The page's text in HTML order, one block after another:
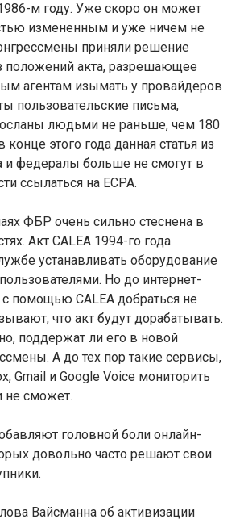
м году. Уже скоро он может
измененным и уже ничем не
приняли решение
положений акта, разрешающее
агентам изымать у провайдеров
пользовательские письма,
людьми не раньше, чем 180
этого года данная статья из
и федералы больше не смогут в
ссылаться на ECPA.
ФБР очень сильно стеснена в
Акт CALEA 1994-го года
устанавливать оборудование
Но до интернет-
помощью CALEA добраться не
что акт будут дорабатывать.
поддержат ли его в новой
А до тех пор такие сервисы,
Gmail и Google Voice мониторить
не сможет.
головной боли онлайн-
довольно часто решают свои
Вайсманна об активизации